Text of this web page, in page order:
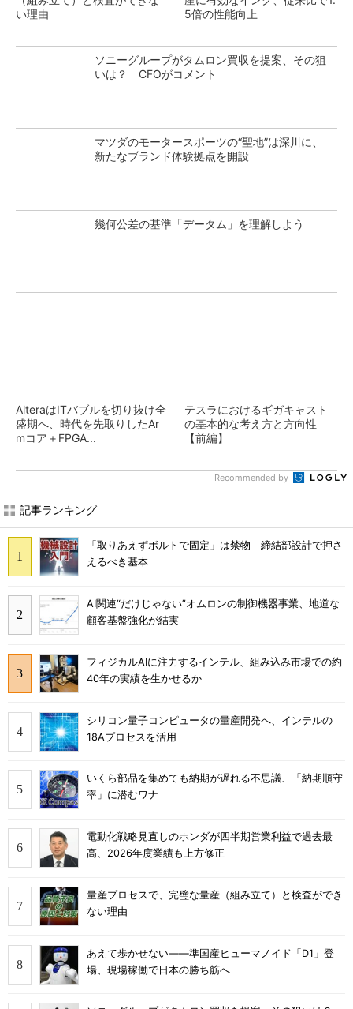
い理由
5倍の性能向上
ソニーグループがタムロン買収を提案、その狙
いは？ CFOがコメント
マツダのモータースポーツの“聖地”は深川に、
新たなブランド体験拠点を開設
幾何公差の基準「データム」を理解しよう
AlteraはITバブルを切り抜け全
盛期へ、時代を先取りしたAr
mコア＋FPGA...
テスラにおけるギガキャスト
の基本的な考え方と方向性
【前編】
Recommended by
記事ランキング
「取りあえずボルトで固定」は禁物 締結部設計で押さ
えるべき基本
AI関連“だけじゃない”オムロンの制御機器事業、地道な
顧客基盤強化が結実
フィジカルAIに注力するインテル、組み込み市場での約
40年の実績を生かせるか
シリコン量子コンピュータの量産開発へ、インテルの
18Aプロセスを活用
いくら部品を集めても納期が遅れる不思議、「納期順守
率」に潜むワナ
電動化戦略見直しのホンダが四半期営業利益で過去最
高、2026年度業績も上方修正
量産プロセスで、完璧な量産（組み立て）と検査ができ
ない理由
あえて歩かせない――準国産ヒューマノイド「D1」登
場、現場稼働で日本の勝ち筋へ